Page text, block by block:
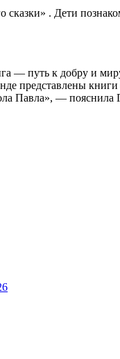
. Дети
— путь к добру и
представлены
Павла», — пояснила